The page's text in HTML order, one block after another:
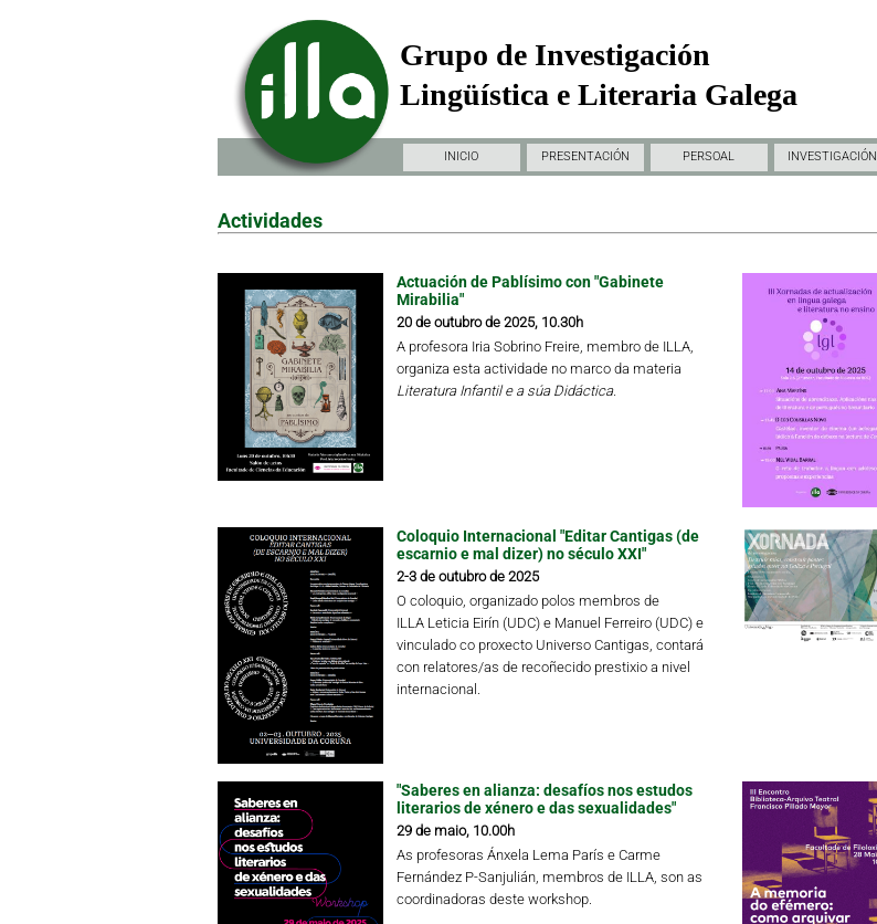
Grupo de Investigación
Lingüística e Literaria Galega
INICIO PRESENTACIÓN PERSOAL INVESTIGACIÓN
Actividades
Actuación de Pablísimo con "Gabinete
Mirabilia"
20 de outubro de 2025, 10.30h
A profesora Iria Sobrino Freire, membro de ILLA,
organiza esta actividade no marco da materia
Literatura Infantil e a súa Didáctica.
Coloquio Internacional "Editar Cantigas (de
escarnio e mal dizer) no século XXI"
2-3 de outubro de 2025
O coloquio, organizado polos membros de
ILLA Leticia Eirín (UDC) e Manuel Ferreiro (UDC) e
vinculado co proxecto Universo Cantigas, contará
con relatores/as de recoñecido prestixio a nivel
internacional.
"Saberes en alianza: desafíos nos estudos
literarios de xénero e das sexualidades"
29 de maio, 10.00h
As profesoras Ánxela Lema París e Carme
Fernández P-Sanjulián, membros de ILLA, son as
coordinadoras deste workshop.